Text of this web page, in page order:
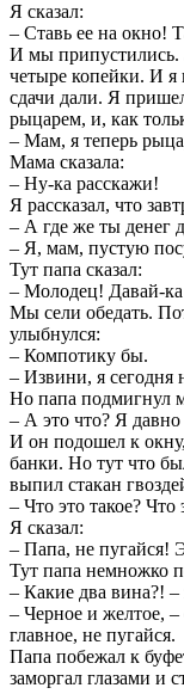
Я сказал:
– Ставь ее на окно!
И мы припустились.
четыре копейки. И
сдачи дали. Я
рыцарем, и, как
– Мам, я теперь
Мама сказала:
– Ну-ка расскажи!
Я рассказал, что
– А где же ты денег
– Я, мам, пустую
Тут папа сказал:
– Молодец! Давай-
Мы сели обедать.
улыбнулся:
– Компотику бы.
– Извини, я сегодня
Но папа подмигнул
– А это что? Я давно
И он подошел к
банки. Но тут что
выпил стакан
– Что это такое? Что
Я сказал:
– Папа, не пугайся!
Тут папа немножко
– Какие два вина?!
– Черное и желтое, –
главное, не пугайся.
Папа побежал к
заморгал глазами и